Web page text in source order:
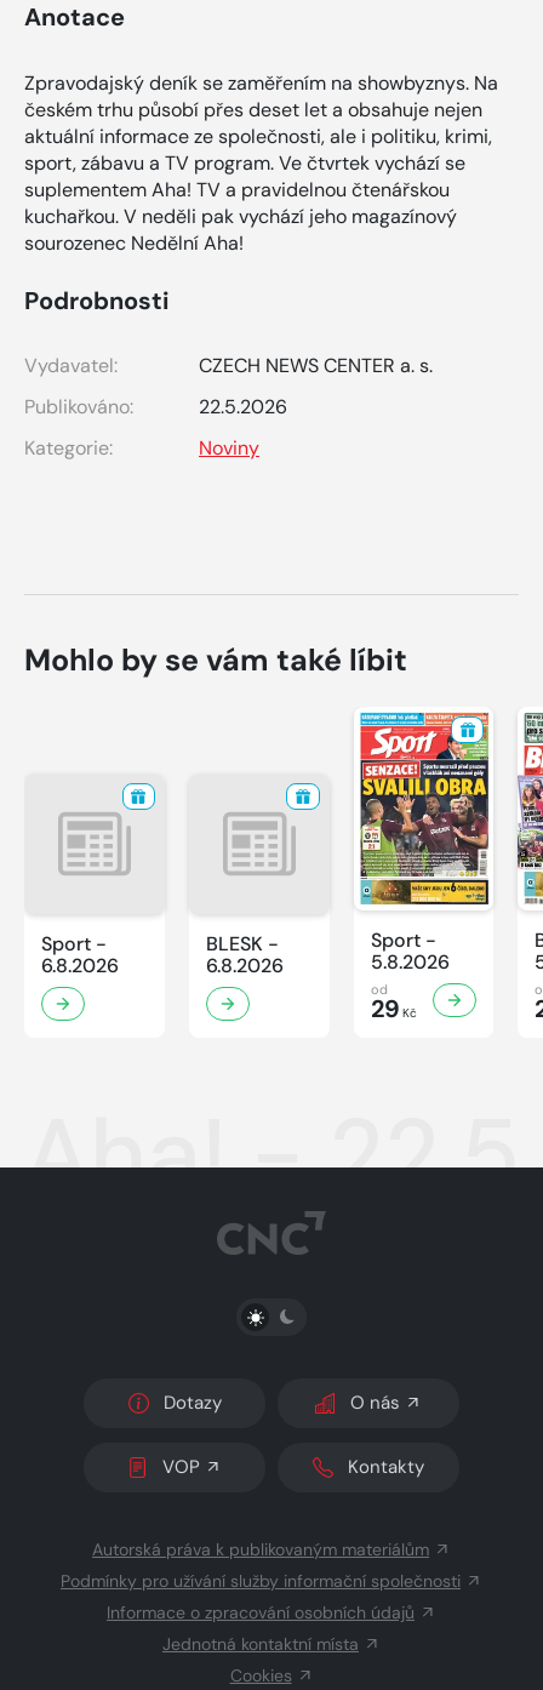
Anotace
Zpravodajský deník se zaměřením na showbyznys. Na
českém trhu působí přes deset let a obsahuje nejen
aktuální informace ze společnosti, ale i politiku, krimi,
sport, zábavu a TV program. Ve čtvrtek vychází se
suplementem Aha! TV a pravidelnou čtenářskou
kuchařkou. V neděli pak vychází jeho magazínový
sourozenec Nedělní Aha!
Podrobnosti
Vydavatel:
CZECH NEWS CENTER a. s.
Publikováno:
22.5.2026
Kategorie:
Noviny
Mohlo by se vám také líbit
Sport -
6.8.2026
BLESK -
6.8.2026
Sport -
5.8.2026
od
29 Kč
Aha! -
PŘEPNOUT SVĚTLÝ/TMAVÝ REŽIM
Dotazy O nás
VOP Kontakty
Autorská práva k publikovaným materiálům
Podmínky pro užívání služby informační společnosti
Informace o zpracování osobních údajů
Jednotná kontaktní místa
Cookies